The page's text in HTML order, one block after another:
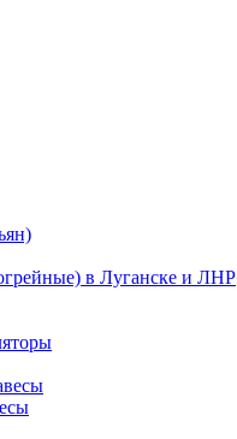
в Луганске и ЛНР